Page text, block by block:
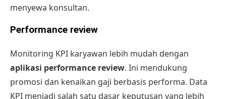
menyewa konsultan.
Performance review
Monitoring KPI karyawan lebih mudah dengan
aplikasi performance review. Ini mendukung
promosi dan kenaikan gaji berbasis performa. Data
KPI menjadi salah satu dasar keputusan yang lebih